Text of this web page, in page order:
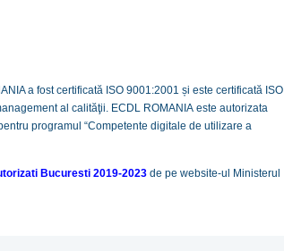
a fost certificată ISO 9001:2001 și este certificată ISO
al calităţii. ECDL ROMANIA este autorizata
programul “Competente digitale de utilizare a
Bucuresti 2019-2023 de pe website-ul Ministerul